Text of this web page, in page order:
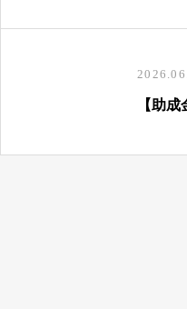
【助